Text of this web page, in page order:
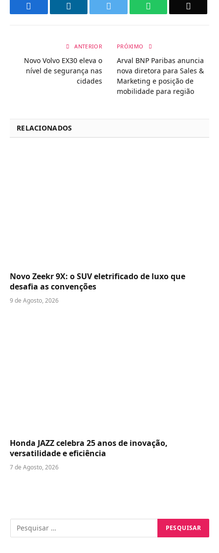
WhatsApp
ANTERIOR
Novo Volvo EX30 eleva o
nível de segurança nas
cidades
PRÓXIMO
Arval BNP Paribas anuncia
nova diretora para Sales &
Marketing e posição de
mobilidade para região
RELACIONADOS
Novo Zeekr 9X: o SUV eletrificado de luxo que
desafia as convenções
9 de Agosto, 2026
Honda JAZZ celebra 25 anos de inovação,
versatilidade e eficiência
7 de Agosto, 2026